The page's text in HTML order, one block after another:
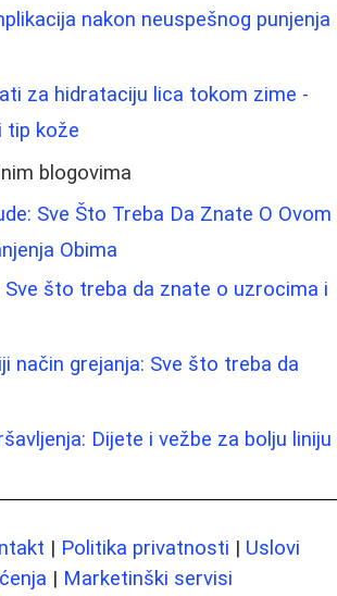
nakon neuspešnog punjenja
za hidrataciju lica tokom zime -
tip kože
blogovima
Sve Što Treba Da Znate O Ovom
Obima
Sve što treba da znate o uzrocima i
način grejanja: Sve što treba da
Dijete i vežbe za bolju liniju
| Politika privatnosti | Uslovi
| Marketinški servisi